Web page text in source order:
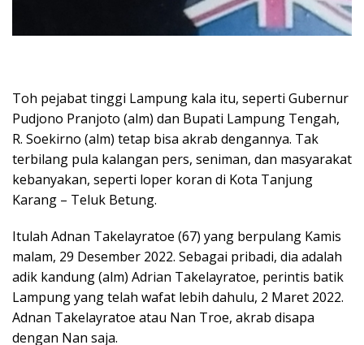
Toh pejabat tinggi Lampung kala itu, seperti Gubernur
Pudjono Pranjoto (alm) dan Bupati Lampung Tengah,
R. Soekirno (alm) tetap bisa akrab dengannya. Tak
terbilang pula kalangan pers, seniman, dan masyarakat
kebanyakan, seperti loper koran di Kota Tanjung
Karang – Teluk Betung.
Itulah Adnan Takelayratoe (67) yang berpulang Kamis
malam, 29 Desember 2022. Sebagai pribadi, dia adalah
adik kandung (alm) Adrian Takelayratoe, perintis batik
Lampung yang telah wafat lebih dahulu, 2 Maret 2022.
Adnan Takelayratoe atau Nan Troe, akrab disapa
dengan Nan saja.